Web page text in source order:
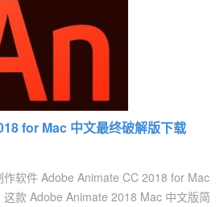
for Mac 中文最终破解版下载
软件 Adobe Animate CC 2018 for Mac
款 Adobe Animate 2018 Mac 中文版简